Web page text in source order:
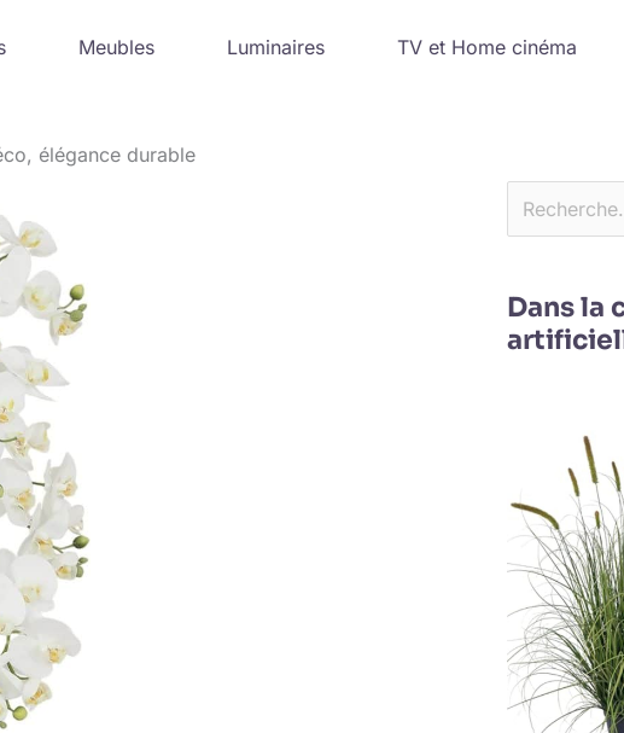
Meubles Luminaires TV et Home cinéma
élégance durable
Dans la